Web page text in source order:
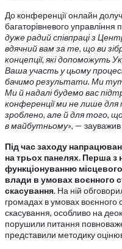
До конференції онлайн
багаторівневого управління
дуже радий співпраці з
вдячний вам за те, що ви
концепції, які допоможуть
Ваша участь у цьому
бачимо результати. Ми
Ми й надалі будемо вас
конференції ми не лише
зроблено, але й для того,
в майбутньому», — зауважив
Під час заходу
на трьох панелях. Перша з
функціонуванню
влади в умовах воєнного
скасування. На ній
громадах в умовах воєнного
скасування, особливо на
порушили питання
представили методику